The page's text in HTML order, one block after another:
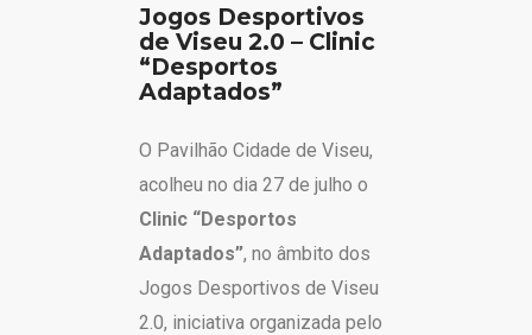
Jogos Desportivos
de Viseu 2.0 – Clinic
“Desportos
Adaptados”
O Pavilhão Cidade de Viseu,
acolheu no dia 27 de julho o
Clinic “Desportos
Adaptados”, no âmbito dos
Jogos Desportivos de Viseu
2.0, iniciativa organizada pelo